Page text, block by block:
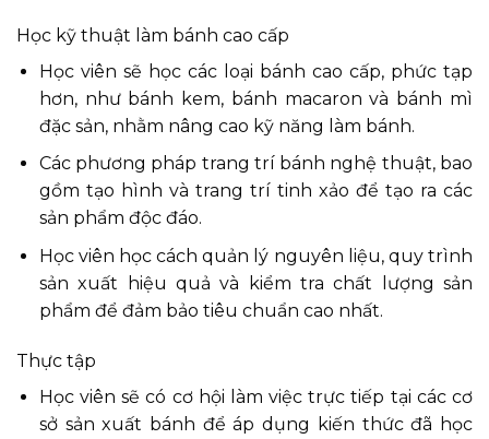
Học kỹ thuật làm bánh cao cấp
Học viên sẽ học các loại bánh cao cấp, phức tạp
hơn, như bánh kem, bánh macaron và bánh mì
đặc sản, nhằm nâng cao kỹ năng làm bánh.
Các phương pháp trang trí bánh nghệ thuật, bao
gồm tạo hình và trang trí tinh xảo để tạo ra các
sản phẩm độc đáo.
Học viên học cách quản lý nguyên liệu, quy trình
sản xuất hiệu quả và kiểm tra chất lượng sản
phẩm để đảm bảo tiêu chuẩn cao nhất.
Thực tập
Học viên sẽ có cơ hội làm việc trực tiếp tại các cơ
sở sản xuất bánh để áp dụng kiến thức đã học